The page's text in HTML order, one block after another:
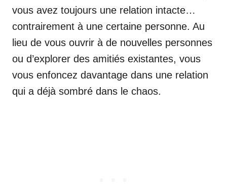
vous avez toujours une relation intacte…
contrairement à une certaine personne. Au
lieu de vous ouvrir à de nouvelles personnes
ou d’explorer des amitiés existantes, vous
vous enfoncez davantage dans une relation
qui a déjà sombré dans le chaos.